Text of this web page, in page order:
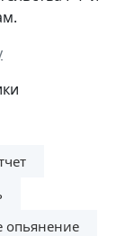
опьянение